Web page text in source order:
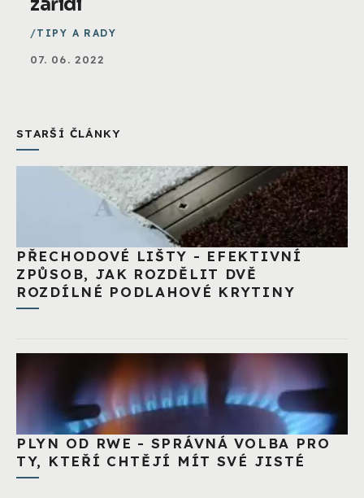
TIPY A RADY
07. 06. 2022
STARŠÍ ČLÁNKY
PŘECHODOVÉ LIŠTY - EFEKTIVNÍ
ZPŮSOB, JAK ROZDĚLIT DVĚ
ROZDÍLNÉ PODLAHOVÉ KRYTINY
PLYN OD RWE - SPRÁVNÁ VOLBA PRO
TY, KTEŘÍ CHTĚJÍ MÍT SVÉ JISTÉ